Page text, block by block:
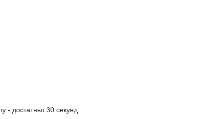
достатньо 30 секунд.